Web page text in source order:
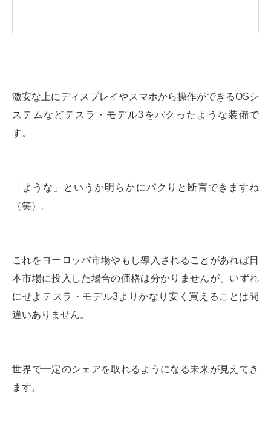
激安な上にディスプレイやスマホから操作ができるOSシ
ステムなどテスラ・モデル3をパクったような装備で
す。
「ような」というか明らかにパクりと断言できますね
（笑）。
これをヨーロッパ市場やもし導入されることがあれば日
本市場に投入した場合の価格は分かりませんが、いずれ
にせよテスラ・モデル3よりかなり安く買えることは間
違いありません。
世界で一定のシェアを取れるようになる未来が見えてき
ます。